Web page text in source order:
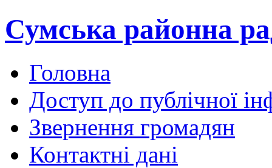
Сумська районна
Головна
Доступ до публічної
Звернення громадян
Контактні дані